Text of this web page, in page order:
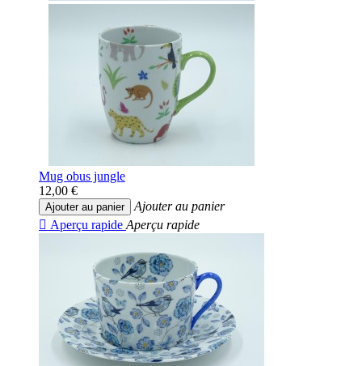
Mug obus jungle
12,00 €
Ajouter au panier
Ajouter au panier
 Aperçu rapide Aperçu rapide